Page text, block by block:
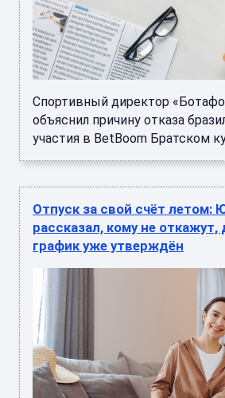
Спортивный директор
объяснил причину отказа
участия в BetBoom Братском
Отпуск за свой счёт летом:
рассказал, кому не откажут,
график уже утверждён